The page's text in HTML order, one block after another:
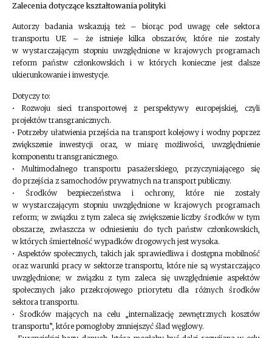
Zalecenia dotyczące kształtowania polityki
Autorzy badania wskazują też – biorąc pod uwagę cele sektora
transportu UE – że istnieje kilka obszarów, które nie zostały
w wystarczającym stopniu uwzględnione w krajowych programach
reform państw członkowskich i w których konieczne jest dalsze
ukierunkowanie i inwestycje.
Dotyczy to:
• Rozwoju sieci transportowej z perspektywy europejskiej, czyli
projektów transgranicznych.
• Potrzeby ułatwienia przejścia na transport kolejowy i wodny poprzez
zwiększenie inwestycji oraz, w miarę możliwości, uwzględnienie
komponentu transgranicznego.
• Multimodalnego transportu pasażerskiego, przyczyniającego się
do przejścia z samochodów prywatnych na transport publiczny.
• Środków bezpieczeństwa i ochrony, które nie zostały
w wystarczającym stopniu uwzględnione w krajowych programach
reform; w związku z tym zaleca się zwiększenie liczby środków w tym
obszarze, zwłaszcza w odniesieniu do tych państw członkowskich,
w których śmiertelność wypadków drogowych jest wysoka.
• Aspektów społecznych, takich jak sprawiedliwa i dostępna mobilność
oraz warunki pracy w sektorze transportu, które nie są wystarczająco
uwzględnione; w związku z tym zaleca się uwzględnienie aspektów
społecznych jako przekrojowego priorytetu dla różnych środków
sektora transportu.
• Środków mających na celu „internalizację zewnętrznych kosztów
transportu”, które pomogłoby zmniejszyć ślad węglowy.